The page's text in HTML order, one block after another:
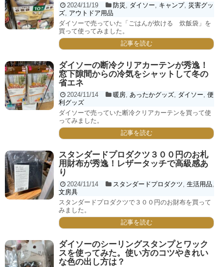
2024/11/19 防災 ダイソー キャンプ, 災害グッ
ズ アウトドア用品
ダイソーで売っていた「ごはんが炊ける 炊飯袋」を
買って使ってみました。
記事を読む
ダイソーの断冷クリアカーテンが秀逸！
窓下隙間からの冷気をシャットして冬の
省エネ
2024/11/14 暖房, あったかグッズ, ダイソー 便
利グッズ
ダイソーで売っていた断冷クリアカーテンを買って使
ってみました。
記事を読む
スタンダードプロダクツ３００円のお札
用財布が秀逸！レザータッチで高級感あ
り
2024/11/14 スタンダードプロダクツ 生活用品
文房具
スタンダードプロダクツで３００円のお財布を買って
みました。
記事を読む
ダイソーのシーリングスタンプとワック
スを使ってみた。使い方のコツやきれい
な色の出し方は？